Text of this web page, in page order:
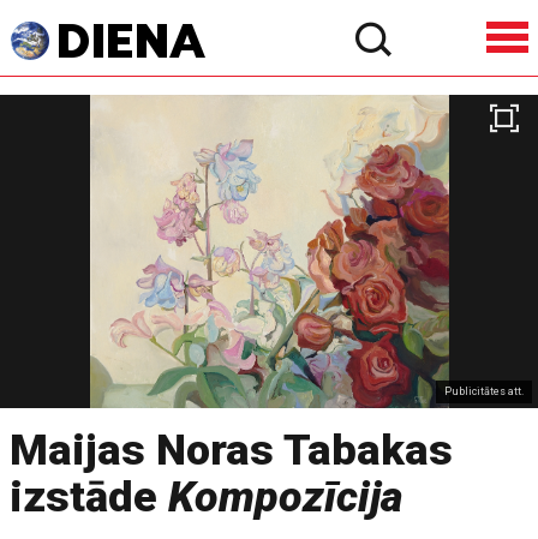
Publicitātes att.
Maijas Noras Tabakas
izstādeKompozīcija